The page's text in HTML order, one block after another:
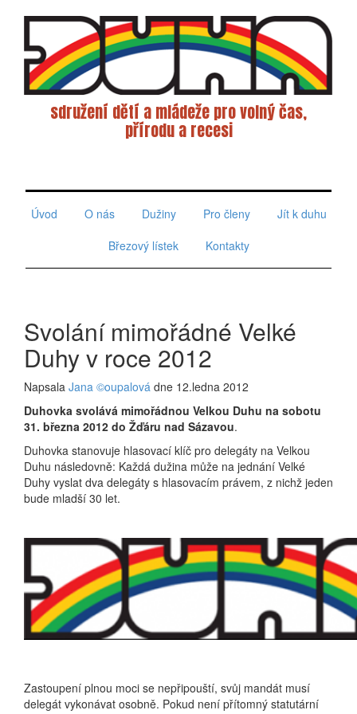
sdružení dětí a mládeže pro volný čas,
přírodu a recesi
Úvod
O nás Dužiny Pro členy
Jít k duhu
Březový lístek
Kontakty
Svolání mimořádné Velké
Duhy v roce 2012
Napsala Jana ©oupalová dne 12.ledna 2012
Duhovka svolává mimořádnou Velkou Duhu na sobotu
31. března 2012 do Žďáru nad Sázavou.
Duhovka stanovuje hlasovací klíč pro delegáty na Velkou
Duhu následovně: Každá dužina může na jednání Velké
Duhy vyslat dva delegáty s hlasovacím právem, z nichž jeden
bude mladší 30 let.
Zastoupení plnou moci se nepřipouští, svůj mandát musí
delegát vykonávat osobně. Pokud není přítomný statutární